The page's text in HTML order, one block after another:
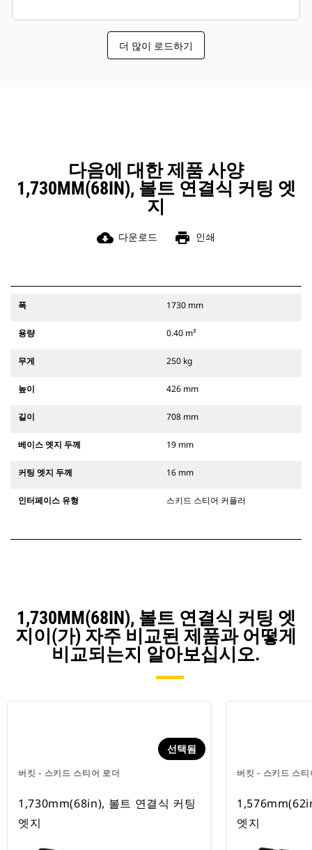
더 많이 로드하기
다음에 대한 제품 사양
1,730MM(68IN), 볼트 연결식 커팅 엣
지
cloud_download 다운로드 print 인쇄
폭 1730 mm
용량 0.40 m³
무게 250 kg
높이 426 mm
길이 708 mm
베이스 엣지 두께 19 mm
커팅 엣지 두께 16 mm
인터페이스 유형 스키드 스티어 커플러
1,730MM(68IN), 볼트 연결식 커팅 엣
지이(가) 자주 비교된 제품과 어떻게
비교되는지 알아보십시오.
버킷 - 스키드 스티어 로더
선택됨
1,730mm(68in), 볼트 연결식 커팅
엣지
버킷 - 스키드 스
엣지